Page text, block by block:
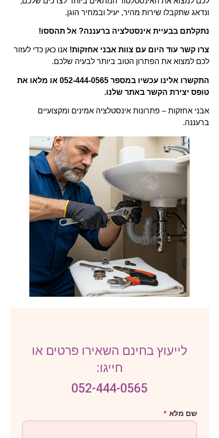
ונדאג שתקבלו שירות מהיר, יעיל ובמחיר הוגן.
נתקלתם בבעיית אינסטלציה ברעננה? אל תהססו!
צרו קשר עוד היום עם צוות אבני אחזקות! אנו כאן כדי לעזור
לכם למצוא את הפתרון הטוב ביותר לבעיה שלכם.
התקשרו אלינו עכשיו במספר 052-444-0565 או מלאו את
טופס יצירת הקשר באתר שלנו.
אבני אחזקות – פתרונות אינסטלציה אמינים ומקצועיים
ברעננה.
לייעוץ בחינם השאירו פרטים או
חייגו:
052-444-0565
שם מלא * ט
ל
פ